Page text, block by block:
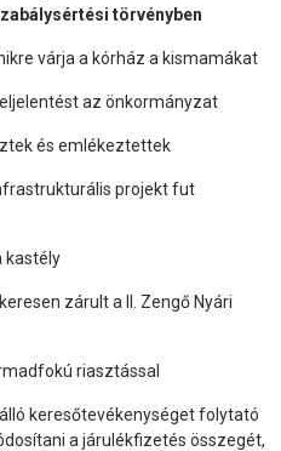
törvényben
várja a kórház a kismamákat
az önkormányzat
és emlékeztettek
projekt fut
kastély
zárult a II. Zengő Nyári
riasztással
keresőtevékenységet folytató
a járulékfizetés összegét,